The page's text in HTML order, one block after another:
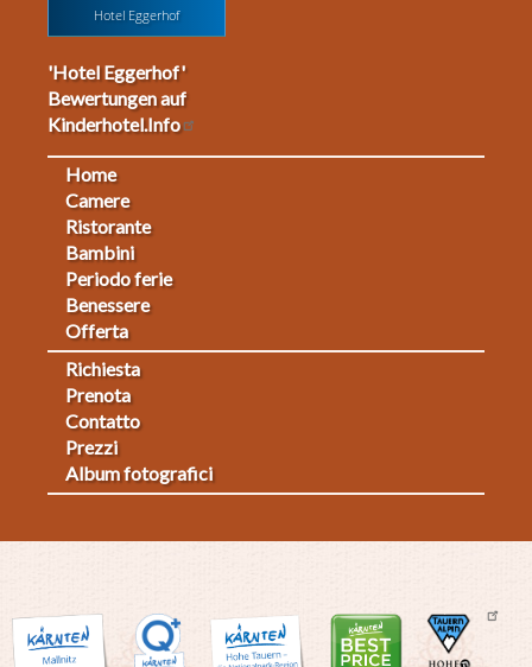
Hotel Eggerhof
'Hotel Eggerhof'
Bewertungen auf
Kinderhotel.Info
Footermenu
Home
Camere
Ristorante
Bambini
Periodo ferie
Benessere
Offerta
Fußmenü
2
Richiesta
Prenota
Contatto
Prezzi
Album fotografici